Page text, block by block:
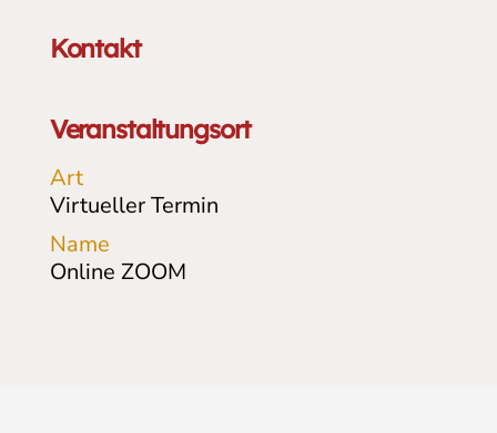
Kontakt
Veranstaltungsort
Art
Virtueller Termin
Name
Online ZOOM